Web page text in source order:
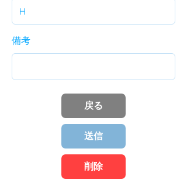
備考
戻る
送信
削除